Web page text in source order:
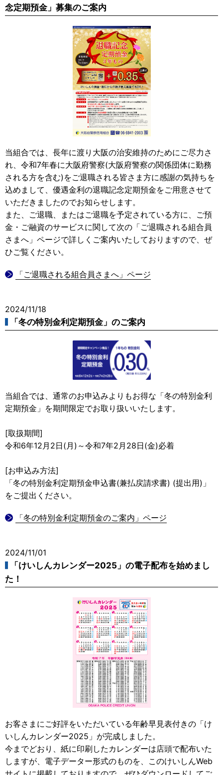
念定期預金」募集のご案内
当組合では、長年に渡り大阪の治安維持のためにご尽力さ
れ、令和7年春に大阪府警察(大阪府警察の関係団体に勤務
される方を含む)をご退職される皆さま方に感謝の気持ちを
込めまして、優遇金利の退職記念定期預金をご用意させて
いただきましたのでお知らせします。
また、ご退職、またはご退職を予定されている方に、ご預
金・ご融資のサービスに関して次の「ご退職される組合員
さまへ」ページで詳しくご案内いたしておりますので、ぜ
ひご覧ください。
「ご退職される組合員さまへ」ページ
2024/11/18
「冬の特別金利定期預金」のご案内
当組合では、通常のお申込みよりもお得な「冬の特別金利
定期預金」を期間限定でお取り扱いいたします。
[取扱期間]
令和6年12月2日(月)～令和7年2月28日(金)必着
[お申込み方法]
「冬の特別金利定期預金申込書(兼払戻請求書) (提出用)」
をご提出ください。
「冬の特別金利定期預金のご案内」ページ
2024/11/01
「けいしんカレンダー2025」の電子配布を始めまし
た！
お客さまにご好評をいただいている年齢早見表付きの「け
いしんカレンダー2025」が完成しました。
今までどおり、紙に印刷したカレンダーは店頭で配布いた
しますが、電子データー形式のものを、このけいしんWeb